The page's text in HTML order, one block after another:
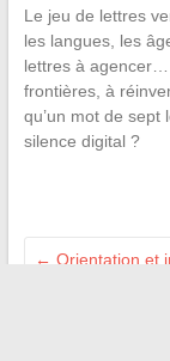
Le jeu de lettres
les langues, les
lettres à agencer…
frontières, à
qu’un mot de
silence digital ?
← Orientation et